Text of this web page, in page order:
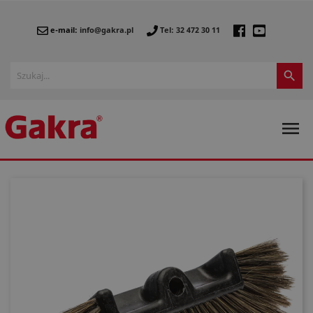
e-mail: info@gakra.pl Tel: 32 472 30 11

